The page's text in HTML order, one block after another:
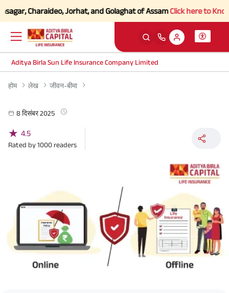
Charaideo, Jorhat, and Golaghat of AssamClick here to Know
Aditya Birla Sun Life Insurance Company Limited
होम लेख जीवन-बीमा
8 दिसंबर 2025
★ 4.5
Rated by1000 readers